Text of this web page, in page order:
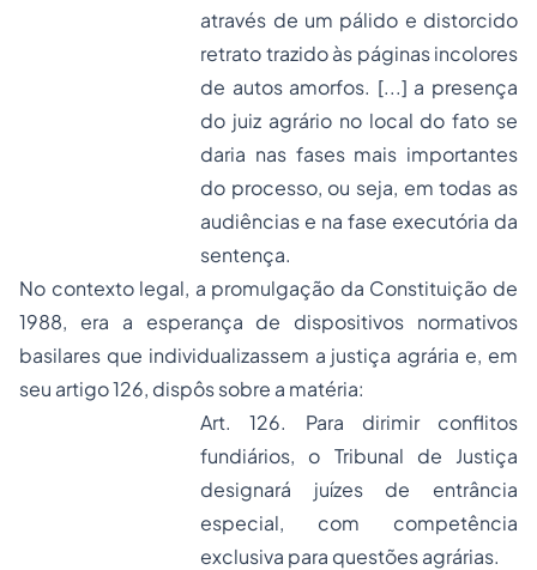
através de um pálido e distorcido
retrato trazido às páginas incolores
de autos amorfos. [...] a presença
do juiz agrário no local do fato se
daria nas fases mais importantes
do processo, ou seja, em todas as
audiências e na fase executória da
sentença.
No contexto legal, a promulgação da Constituição de
1988, era a esperança de dispositivos normativos
basilares que individualizassem a justiça agrária e, em
seu artigo 126, dispôs sobre a matéria:
Art. 126. Para dirimir conflitos
fundiários, o Tribunal de Justiça
designará juízes de entrância
especial, com competência
exclusiva para questões agrárias.